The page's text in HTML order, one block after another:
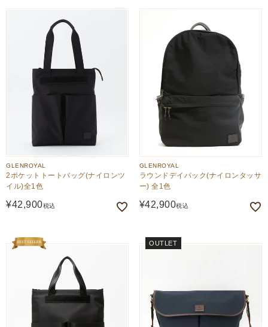
GLENROYAL
2ポケットトートバッグ(ナイロンツ
イル)全1色
¥42,900税込
GLENROYAL
ラウンドデイパック(ナイロンタッサ
ー) 全1色
¥42,900税込
OUTLET